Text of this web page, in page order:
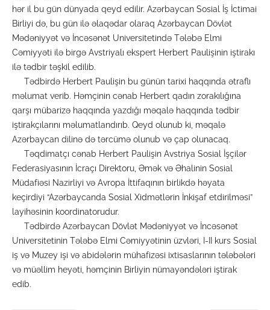
hər il bu gün dünyada qeyd edilir. Azərbaycan Sosial İş İctimai
Birliyi də, bu gün ilə əlaqədar olaraq Azərbaycan Dövlət
Mədəniyyət və İncəsənət Universitetində Tələbə Elmi
Cəmiyyəti ilə birgə Avstriyalı ekspert Herbert Paulişinin iştirakı
ilə tədbir təşkil edilib.
Tədbirdə Herbert Paulişin bu günün tarixi haqqında ətraflı
məlumat verib. Həmçinin cənab Herbert qadın zorakılığına
qarşı mübarizə haqqında yazdığı məqalə haqqında tədbir
iştirakçılarını məlumatlandırıb. Qeyd olunub ki, məqalə
Azərbaycan dilinə də tərcümə olunub və çap olunacaq.
Təqdimatçı cənab Herbert Paulişin Avstriya Sosial İşçilər
Federasiyasının İcraçı Direktoru, Əmək və Əhalinin Sosial
Müdafiəsi Nazirliyi və Avropa İttifaqının birlikdə həyata
keçirdiyi “Azərbaycanda Sosial Xidmətlərin İnkişaf etdirilməsi”
layihəsinin koordinatorudur.
Tədbirdə Azərbaycan Dövlət Mədəniyyət və İncəsənət
Universitetinin Tələbə Elmi Cəmiyyətinin üzvləri, I-II kurs Sosial
iş və Muzey işi və abidələrin mühafizəsi ixtisaslarının tələbələri
və müəllim heyəti, həmçinin Birliyin nümayəndələri iştirak
edib.